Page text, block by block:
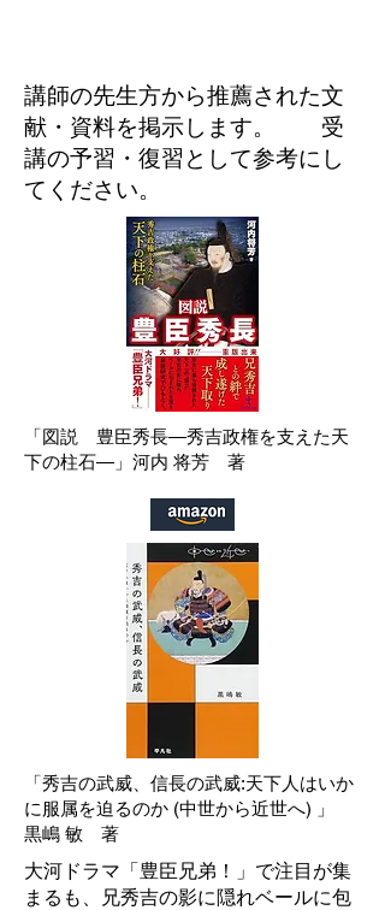
講師の先生方から推薦された文
献・資料を掲示します。 受
講の予習・復習として参考にし
てください。
「図説 豊臣秀長―秀吉政権を支えた天
下の柱石―」 河内 将芳 著
「秀吉の武威、信長の武威:天下人はいか
に服属を迫るのか (中世から近世へ) 」
黒嶋 敏 著
大河ドラマ「豊臣兄弟！」で注目が集
まるも、兄秀吉の影に隠れベールに包